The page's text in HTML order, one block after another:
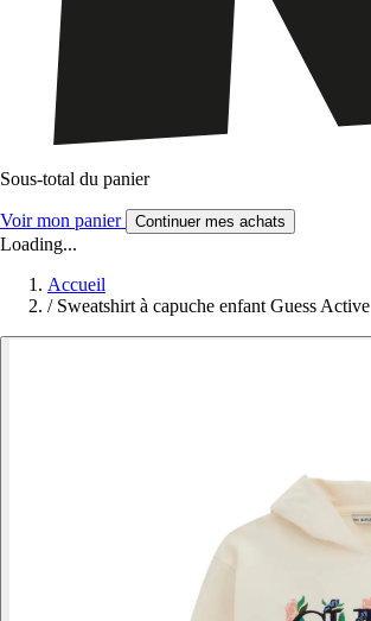
Sous-total du panier
Voir mon panier Continuer mes achats
Loading...
Accueil
/ Sweatshirt à capuche enfant Guess Active